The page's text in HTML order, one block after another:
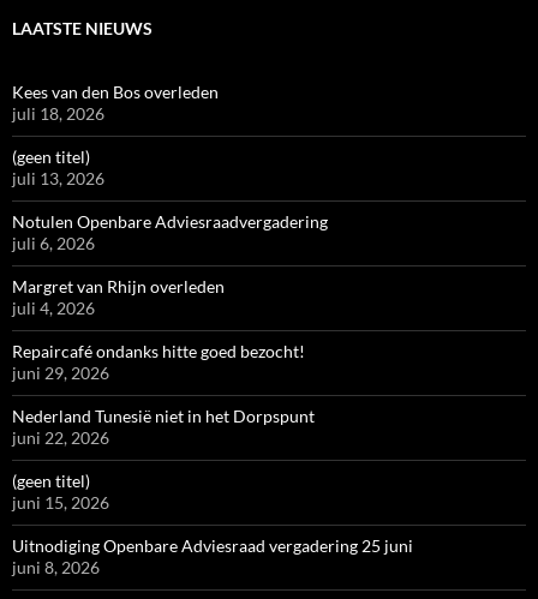
LAATSTE NIEUWS
Kees van den Bos overleden
juli 18, 2026
(geen titel)
juli 13, 2026
Notulen Openbare Adviesraadvergadering
juli 6, 2026
Margret van Rhijn overleden
juli 4, 2026
Repaircafé ondanks hitte goed bezocht!
juni 29, 2026
Nederland Tunesië niet in het Dorpspunt
juni 22, 2026
(geen titel)
juni 15, 2026
Uitnodiging Openbare Adviesraad vergadering 25 juni
juni 8, 2026